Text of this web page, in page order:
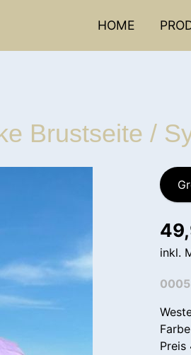
HOME
Brustseite /
inkl.
Preis